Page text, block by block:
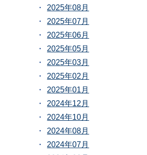
2025年08月
2025年07月
2025年06月
2025年05月
2025年03月
2025年02月
2025年01月
2024年12月
2024年10月
2024年08月
2024年07月